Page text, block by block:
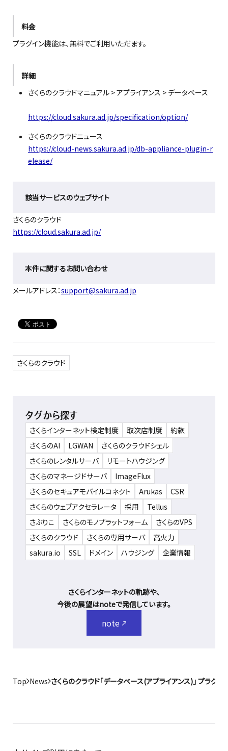
料金
プラグイン機能は、無料でご利用いただます。
詳細
さくらのクラウドマニュアル > アプライアンス > データベース
https://cloud.sakura.ad.jp/specification/option/
さくらのクラウドニュース
https://cloud-news.sakura.ad.jp/db-appliance-plugin-r
elease/
該当サービスのウェブサイト
さくらのクラウド
https://cloud.sakura.ad.jp/
本件に関するお問い合わせ
メールアドレス：support@sakura.ad.jp
さくらのクラウド
タグから探す
さくらインターネット検定制度 取次店制度
約款
さくらのAI
LGWAN
さくらのクラウドシェル
さくらのレンタルサーバ
リモートハウジング
さくらのマネージドサーバ
ImageFlux
さくらのセキュアモバイルコネクト
Arukas
CSR
さくらのウェブアクセラレータ
採用
Tellus
さぶりこ
さくらのモノプラットフォーム
さくらのVPS
さくらのクラウド
さくらの専用サーバ
高火力
sakura.io
SSL ドメイン ハウジング 企業情報
さくらインターネットの軌跡や、
今後の展望はnoteで発信しています。
note
Top News さくらのクラウド「データベース(アプライアンス)」 プラグ